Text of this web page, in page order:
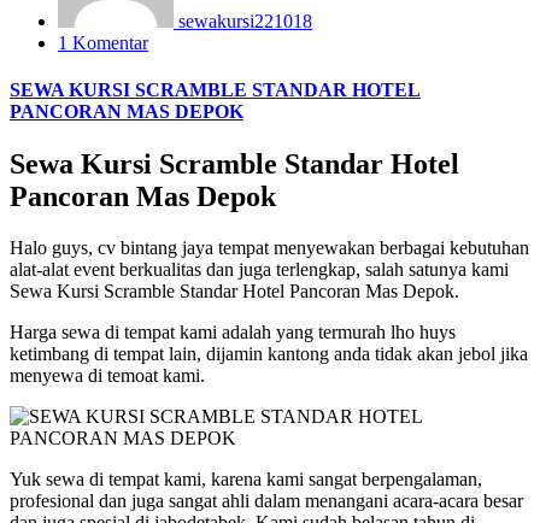
sewakursi221018
1 Komentar
SEWA KURSI SCRAMBLE STANDAR HOTEL
PANCORAN MAS DEPOK
Sewa Kursi Scramble Standar Hotel
Pancoran Mas Depok
Halo guys, cv bintang jaya tempat menyewakan berbagai kebutuhan
alat-alat event berkualitas dan juga terlengkap, salah satunya kami
Sewa Kursi Scramble Standar Hotel Pancoran Mas Depok.
Harga sewa di tempat kami adalah yang termurah lho huys
ketimbang di tempat lain, dijamin kantong anda tidak akan jebol jika
menyewa di temoat kami.
Yuk sewa di tempat kami, karena kami sangat berpengalaman,
profesional dan juga sangat ahli dalam menangani acara-acara besar